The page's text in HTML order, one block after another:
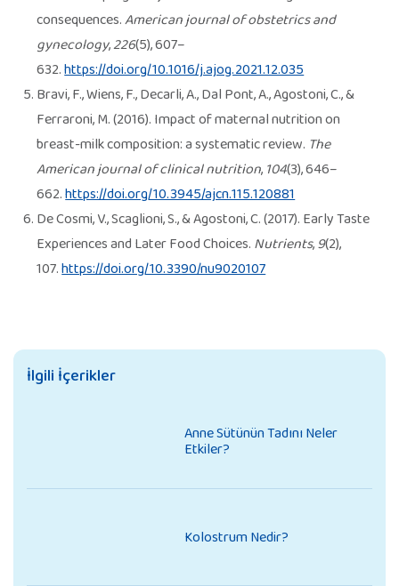
consequences.American journal of obstetrics and
gynecology,226(5), 607–
632.https://doi.org/10.1016/j.ajog.2021.12.035
Bravi, F., Wiens, F., Decarli, A., Dal Pont, A., Agostoni, C., &
Ferraroni, M. (2016). Impact of maternal nutrition on
breast-milk composition: a systematic review. The
American journal of clinical nutrition, 104(3), 646–
662.https://doi.org/10.3945/ajcn.115.120881
De Cosmi, V., Scaglioni, S., & Agostoni, C. (2017). Early Taste
Experiences and Later Food Choices. Nutrients,9(2),
107.https://doi.org/10.3390/nu9020107
İlgili İçerikler
Anne Sütünün Tadını Neler
Etkiler?
Kolostrum Nedir?